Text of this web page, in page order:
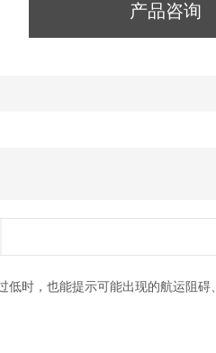
产品咨询
时，也能提示可能出现的航运阻碍